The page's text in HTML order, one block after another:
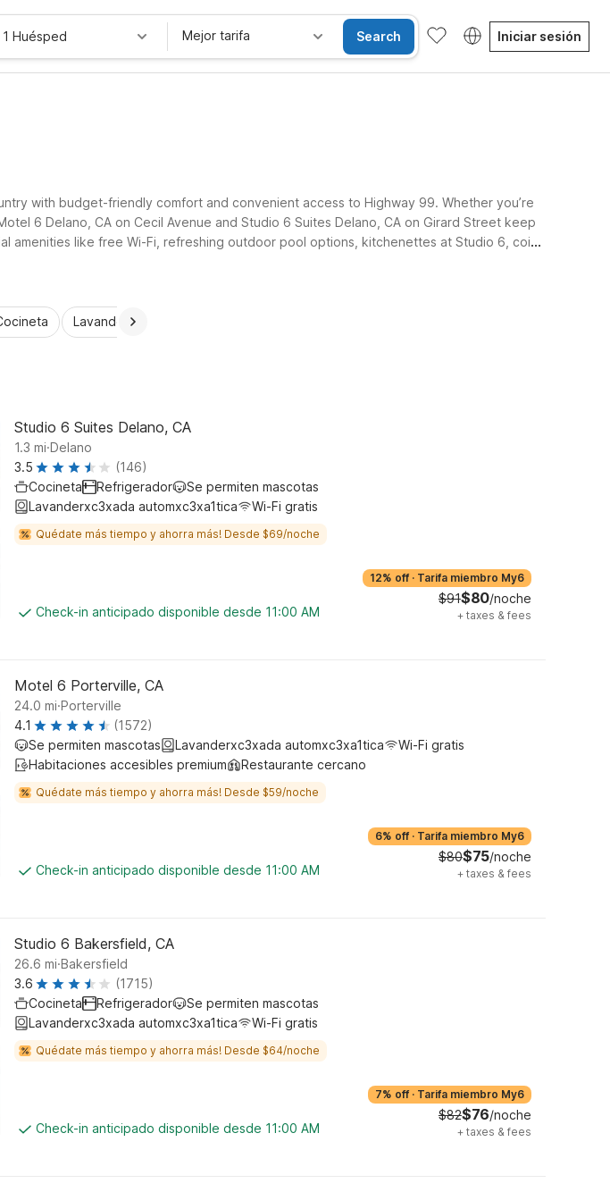
1 Huésped Mejor tarifa Search Iniciar sesión
with budget-friendly comfort and convenient access to Highway 99. Whether you’re
6 Delano, CA on Cecil Avenue and Studio 6 Suites Delano, CA on Girard Street keep
amenities like free Wi-Fi, refreshing outdoor pool options, kitchenettes at Studio 6, coin
Lavandería automática
Studio 6 Suites Delano, CA
1.3 mi.Delano
3.5
(146)
Cocineta
Refrigerador
Se permiten mascotas
Lavanderxc3xada automxc3xa1tica
Wi-Fi gratis
Quédate más tiempo y ahorra más! Desde $69/noche
Check-in anticipado disponible desde 11:00 AM
12% off · Tarifa miembro My6
$91$80/noche
+ taxes & fees
Motel 6 Porterville, CA
24.0 mi.Porterville
4.1
(1572)
Se permiten mascotas
Lavanderxc3xada automxc3xa1tica
Wi-Fi gratis
Habitaciones accesibles premium
Restaurante cercano
Quédate más tiempo y ahorra más! Desde $59/noche
Check-in anticipado disponible desde 11:00 AM
6% off · Tarifa miembro My6
$80$75/noche
+ taxes & fees
Studio 6 Bakersfield, CA
26.6 mi.Bakersfield
3.6
(1715)
Cocineta
Refrigerador
Se permiten mascotas
Lavanderxc3xada automxc3xa1tica
Wi-Fi gratis
Quédate más tiempo y ahorra más! Desde $64/noche
Check-in anticipado disponible desde 11:00 AM
7% off · Tarifa miembro My6
$82$76/noche
+ taxes & fees